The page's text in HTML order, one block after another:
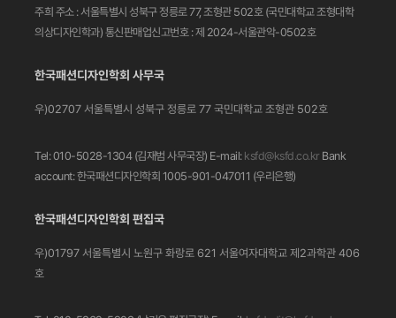
주희 주소 : 서울특별시 성북구 정릉로 77, 조형관 502호 (국민대학교 조형대학
의상디자인학과) 통신판매업신고번호 : 제 2024-서울관악-0502호
한국패션디자인학회 사무국
우)02707 서울특별시 성북구 정릉로 77 국민대학교 조형관 502호
Tel: 010-5028-1304 (김재범 사무국장) E-mail: ksfd@ksfd.co.kr Bank
account: 한국패션디자인학회 1005-901-047011 (우리은행)
한국패션디자인학회 편집국
우)01797 서울특별시 노원구 화랑로 621 서울여자대학교 제2과학관 406
호